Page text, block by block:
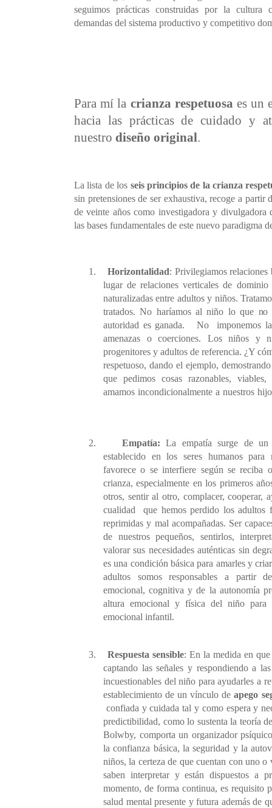
seguimos prácticas construidas por la
demandas del sistema productivo y competitivo
Para mí la crianza respetuosa es un
hacia las prácticas de cuidado y
nuestro diseño original.
La lista de los seis principios de la crianza
sin pretensiones de ser exhaustiva, recoge a
de veinte años como investigadora y divulgadora
las bases fundamentales de este nuevo paradigma
1. Horizontalidad: Privilegiamos relaciones
lugar de relaciones verticales de
naturalizadas entre adultos y niños.
tratados. No haríamos al niño lo que
autoridad es ganada.
No
imponemos
amenazas o coerciones. Los niños y
progenitores y adultos de referencia. ¿Y
respetuoso, dando el ejemplo,
que pedimos cosas razonables,
amamos incondicionalmente a nuestros
2. Empatía:La empatía surge de un
establecido en los seres humanos para
favorece o se interfiere según se reciba
crianza, especialmente en los primeros
otros, sentir al otro, complacer, cooperar,
cualidad
que hemos perdido los adultos
reprimidas y mal acompañadas. Ser
de nuestros pequeños, sentirlos,
valorar sus necesidades auténticas sin
es una condición básica para amarles y
adultos somos responsables a partir
emocional, cognitiva y de la autonomía
altura emocional y física del niño para
emocional infantil.
3. Respuesta sensible: En la medida en que
captando las señales y respondiendo a
incuestionables del niño para ayudarles a
establecimiento de un vínculo deapego
confiada y cuidada tal y como espera y
predictibilidad, como lo sustenta la teoría
Bolwby, comporta un organizador
la confianza básica, la seguridad y la
niños, la certeza de que cuentan con uno
saben interpretar y están dispuestos a
momento, de forma continua, es requisito
salud mental presente y futura además de